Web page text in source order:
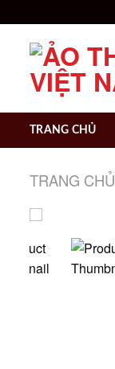
đến
TRANG CHỦ
TRANG CHỦ